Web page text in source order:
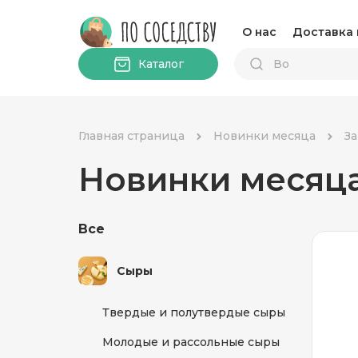
О нас Доставка
Каталог
Главная страница Новинки месяца
Новинки
Все
Сыры
Твердые и полутвердые сыры
Молодые и рассольные сыры